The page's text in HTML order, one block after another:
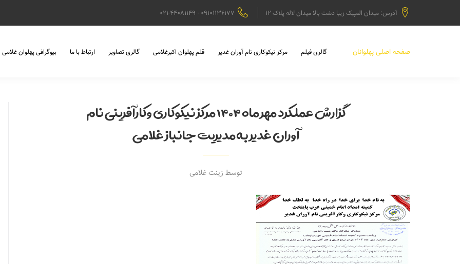
آدرس: میدان المپیک زیبا دشت بالا میدان لاله پلاک 12 09101136177
021-44081149
صفحه اصلی پهلوانان گالری فیلم مرکز نیکوکاری نام آوران غدیر قلم پهلوان اکبرغلامی گالری تصاویر ارتباط با ما بیوگرافی پهلوان غلامی
گزارش عملکرد مهر ماه 1404 مرکز نیکوکاری وکارآفرینی نام
آوران غدیر به مدیریت جانباز غلامی
توسط زینت غلامی